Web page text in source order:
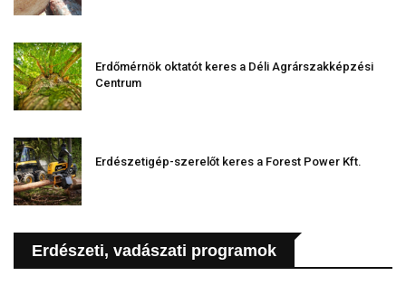
Erdőmérnök oktatót keres a Déli Agrárszakképzési
Centrum
Erdészetigép-szerelőt keres a Forest Power Kft.
Erdészeti, vadászati programok